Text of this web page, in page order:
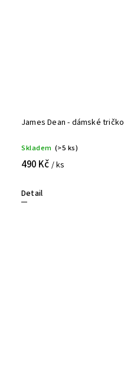
James Dean - dámské tričko
Skladem (>5 ks)
490 Kč / ks
Detail